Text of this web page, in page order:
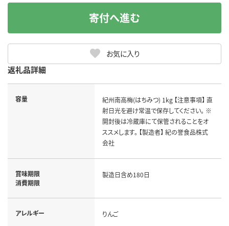
お気に入り
寄付へ進む
返礼品詳細
容量
紀州南高梅(はちみつ) 1kg 【注意事項】 直
射日光を避け常温で保存してください。 ※
開封後は冷蔵庫にて保管されることをオ
ススメします。 【製造者】 紀の誉食品株式
会社
賞味期限
消費期限
製造日含め180日
アレルギー りんご